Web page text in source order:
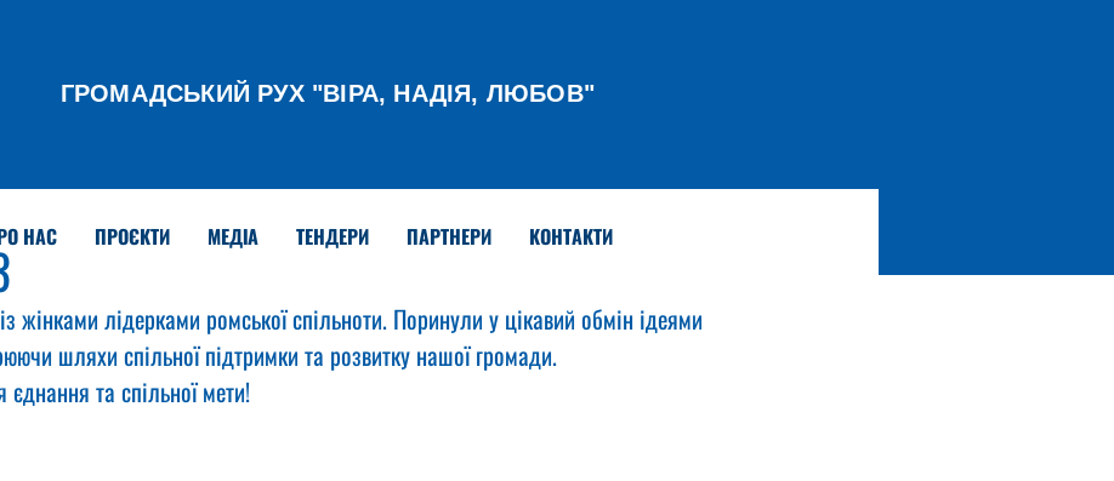
ГРОМАДСЬКИЙ РУХ "ВІРА, НАДІЯ, ЛЮБОВ"
НАС ПРОЄКТИ МЕДІА ТЕНДЕРИ ПАРТНЕРИ КОНТАКТИ
жінками лідерками ромської спільноти. Поринули у цікавий обмін ідеями
шляхи спільної підтримки та розвитку нашої громади.
та спільної мети!